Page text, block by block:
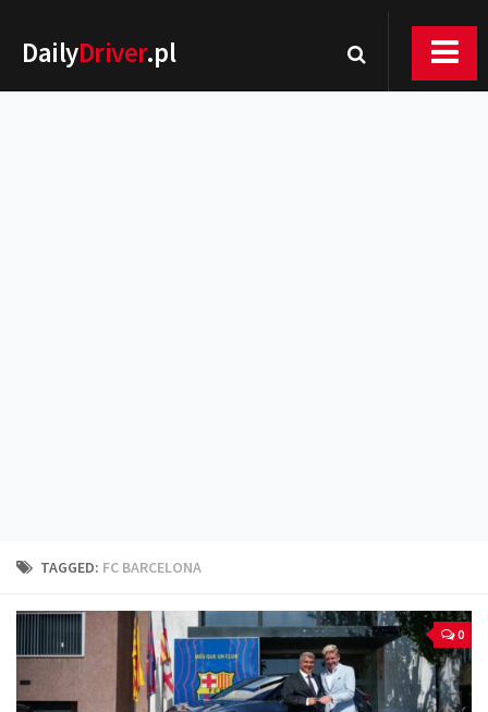
DailyDriver.pl
Technika jazdy
Kalkulatory
Przelicznik mocy
TAGGED: FC BARCELONA
0